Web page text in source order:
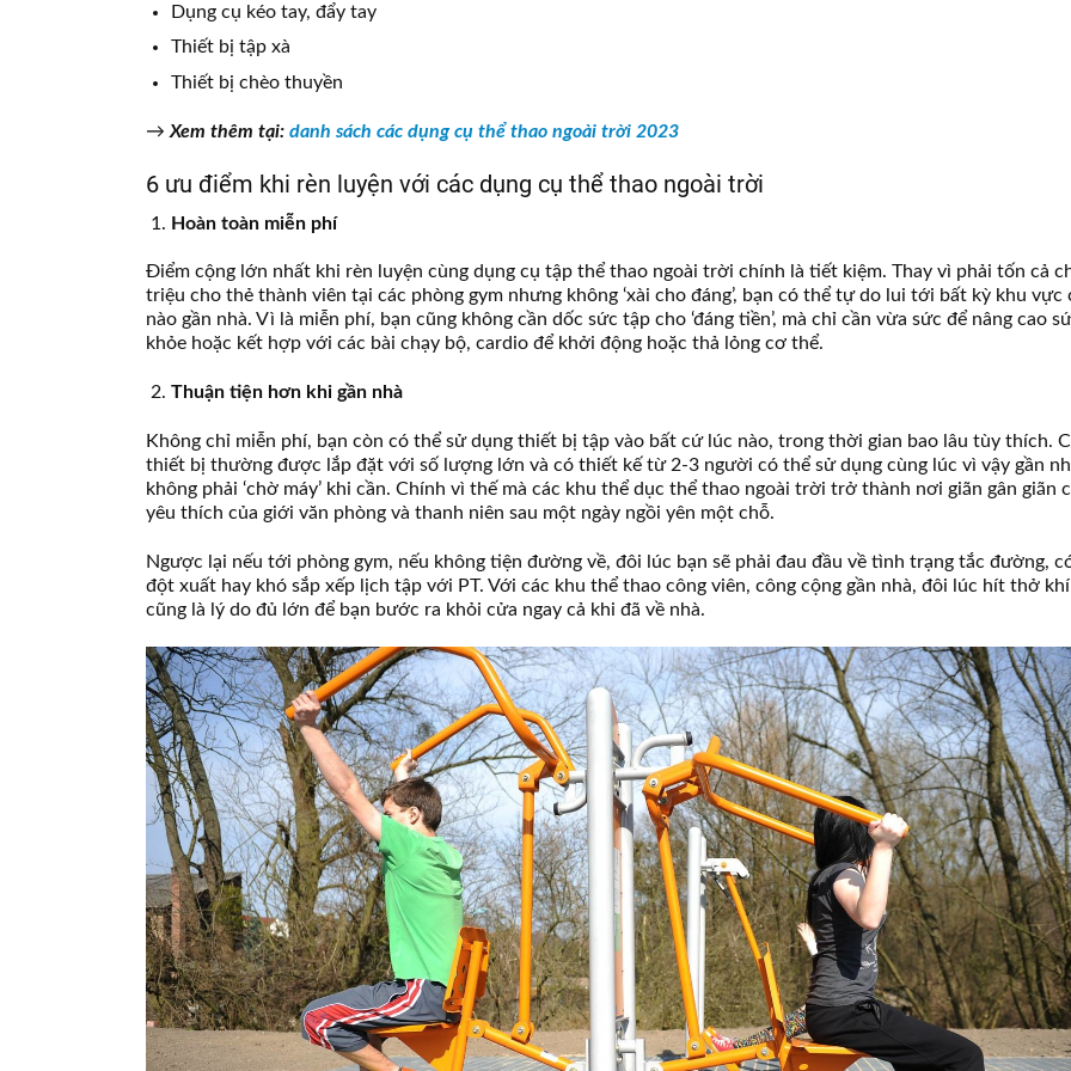
Dụng cụ kéo tay, đẩy tay
Thiết bị tập xà
Thiết bị chèo thuyền
→ Xem thêm tại: danh sách các dụng cụ thể thao ngoài trời 2023
6 ưu điểm khi rèn luyện với các dụng cụ thể thao ngoài trời
Hoàn toàn miễn phí
Điểm cộng lớn nhất khi rèn luyện cùng dụng cụ tập thể thao ngoài trời chính là tiết kiệm. Thay vì phải tốn cả
triệu cho thẻ thành viên tại các phòng gym nhưng không ‘xài cho đáng’, bạn có thể tự do lui tới bất kỳ khu vực
nào gần nhà. Vì là miễn phí, bạn cũng không cần dốc sức tập cho ‘đáng tiền’, mà chỉ cần vừa sức để nâng cao
khỏe hoặc kết hợp với các bài chạy bộ, cardio để khởi động hoặc thả lỏng cơ thể.
Thuận tiện hơn khi gần nhà
Không chỉ miễn phí, bạn còn có thể sử dụng thiết bị tập vào bất cứ lúc nào, trong thời gian bao lâu tùy thích.
thiết bị thường được lắp đặt với số lượng lớn và có thiết kế từ 2-3 người có thể sử dụng cùng lúc vì vậy gần
không phải ‘chờ máy’ khi cần. Chính vì thế mà các khu thể dục thể thao ngoài trời trở thành nơi giãn gân giãn
yêu thích của giới văn phòng và thanh niên sau một ngày ngồi yên một chỗ.
Ngược lại nếu tới phòng gym, nếu không tiện đường về, đôi lúc bạn sẽ phải đau đầu về tình trạng tắc đường,
đột xuất hay khó sắp xếp lịch tập với PT. Với các khu thể thao công viên, công cộng gần nhà, đôi lúc hít thở
cũng là lý do đủ lớn để bạn bước ra khỏi cửa ngay cả khi đã về nhà.